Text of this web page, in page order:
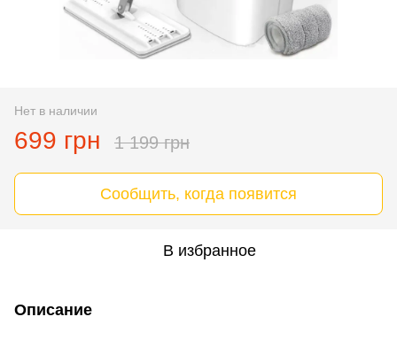
Нет в наличии
699 грн 1 199 грн
Сообщить, когда появится
В избранное
Описание